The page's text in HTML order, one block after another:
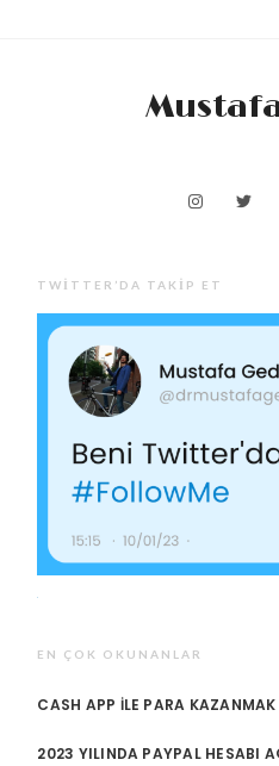
TWITTER’DA TAKIP ET
EN ÇOK OKUNANLAR
CASH APP ILE PARA KAZANMAK
2023 YILINDA PAYPAL HESABI